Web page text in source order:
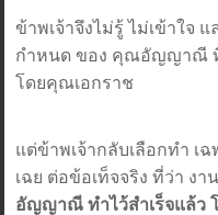
ข้าพเจ้าจึงไม่รู้ ไม่เข้าใจ
กำหนด ของ คุณอัญญาณี ที่
โดยคุณเอกราช
แต่ข้าพเจ้ากลับเลือกทำ เฉ
เฉย ต่อข้อเท็จจริง ที่ว่า ง
อัญญาณี ทำไว้สำเร็จแล้ว